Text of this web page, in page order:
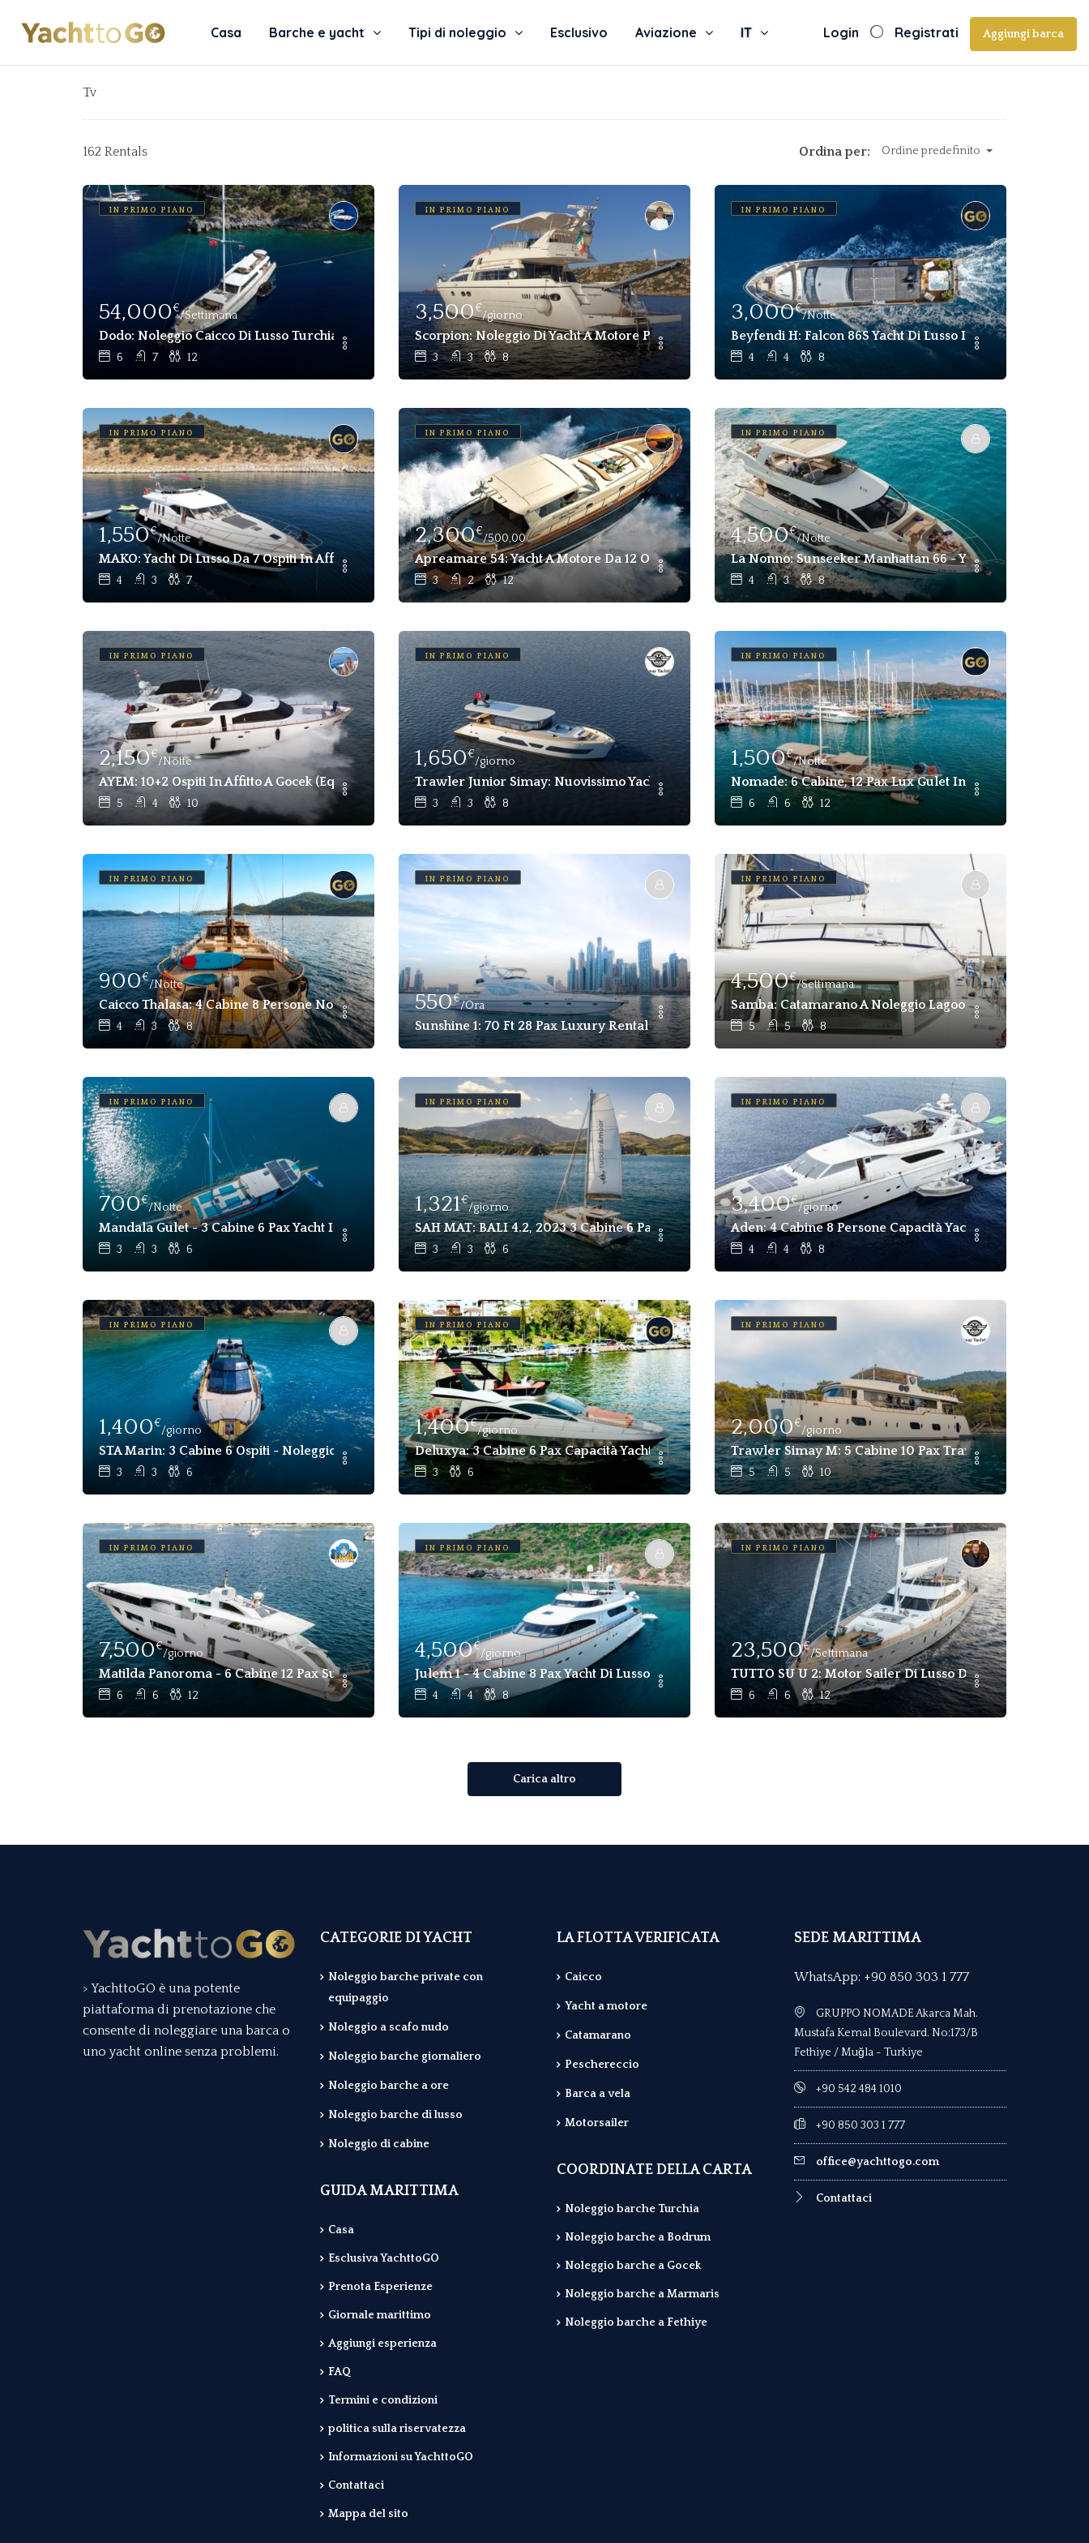
Casa Barche e yacht Tipi di noleggio Esclusivo Aviazione IT Login Registrati Aggiungi barca
Tv
162 Rentals Ordina per: Ordine predefinito
IN PRIMO PIANO
54,000€
/Settimana
Dodo: Noleggio Caicco Di Lusso Turchia | 12 Posti Letto 6 Cabine Feythiye, Bodrum
6 7 12
IN PRIMO PIANO
3,500€
/giorno
Scorpion: Noleggio Di Yacht A Motore Per 8 Persone A La Maddalena, Sardegna
3 3 8
IN PRIMO PIANO
3,000€
/Notte
Beyfendi H: Falcon 86S Yacht Di Lusso In Affitto
4 4 8
IN PRIMO PIANO
1,550€
/Notte
MAKO: Yacht Di Lusso Da 7 Ospiti In Affitto Settimanale Con Equipaggio A Göcek
4 3 7
IN PRIMO PIANO
2,300€
/500,00
Apreamare 54: Yacht A Motore Da 12 Ospiti Noleggio Giornaliero E Settimanale Costiera Amalfitana Italia
3 2 12
IN PRIMO PIANO
4,500€
/Notte
La Nonno: Sunseeker Manhattan 66 - Yacht Di Lusso In
4 3 8
IN PRIMO PIANO
2,150€
/Notte
AYEM: 10+2 Ospiti In Affitto A Gocek (equipaggio Femminile)
5 4 10
IN PRIMO PIANO
1,650€
/giorno
Trawler Junior Simay: Nuovissimo Yacht 2024 In Affitto Per Fethiye E Gocek
3 3 8
IN PRIMO PIANO
1,500€
/Notte
Nomade: 6 Cabine, 12 Pax Lux Gulet In Affitto A Fethiye,
6 6 12
IN PRIMO PIANO
900€
/Notte
Caicco Thalasa: 4 Cabine 8 Persone Noleggio Barche Göcek, Fethiye
4 3 8
IN PRIMO PIANO
550€
/Ora
Sunshine 1: 70 Ft 28 Pax Luxury Rental Yacht For Rently In Dubai
IN PRIMO PIANO
4,500€
/Settimana
Samba: Catamarano A Noleggio Lagoon 420, 5 Cabine 10
5 5 8
IN PRIMO PIANO
700€
/Notte
Mandala Gulet - 3 Cabine 6 Pax Yacht In Affitto A Fethiye, Gocek
3 3 6
IN PRIMO PIANO
1,321€
/giorno
SAH MAT: BALI 4.2, 2023 3 Cabine 6 Pax Catamarano Privato In Affitto A Gocek, Fethiye
3 3 6
IN PRIMO PIANO
3,400€
/giorno
Aden: 4 Cabine 8 Persone Capacità Yacht Di Lusso In
4 4 8
IN PRIMO PIANO
1,400€
/giorno
STA Marin: 3 Cabine 6 Ospiti - Noleggio Barche A Motore A Gocek
3 3 6
IN PRIMO PIANO
1,400€
/giorno
Deluxya: 3 Cabine 6 Pax Capacità Yacht Di Lusso In Affitto
3 6
IN PRIMO PIANO
2,000€
/giorno
Trawler Simay M: 5 Cabine 10 Pax Trawler In Affitto
5 5 10
IN PRIMO PIANO
7,500€
/giorno
Matilda Panoroma - 6 Cabine 12 Pax Superyacht Di Lusso In Affitto - Bodrum
6 6 12
IN PRIMO PIANO
4,500€
/giorno
Julem 1 - 4 Cabine 8 Pax Yacht Di Lusso Per Charter - Bodrum
4 4 8
IN PRIMO PIANO
23,500€
/Settimana
TUTTO SU U 2: Motor Sailer Di Lusso Da 12 Ospiti In
6 6 12
Carica altro
> YachttoGO è una potente
piattaforma di prenotazione che
consente di noleggiare una barca o
uno yacht online senza problemi.
CATEGORIE DI YACHT
Noleggio barche private con
equipaggio
Noleggio a scafo nudo
Noleggio barche giornaliero
Noleggio barche a ore
Noleggio barche di lusso
Noleggio di cabine
GUIDA MARITTIMA
Casa
Esclusiva YachttoGO
Prenota Esperienze
Giornale marittimo
Aggiungi esperienza
FAQ
Termini e condizioni
politica sulla riservatezza
Informazioni su YachttoGO
Contattaci
Mappa del sito
LA FLOTTA VERIFICATA
Caicco
Yacht a motore
Catamarano
Peschereccio
Barca a vela
Motorsailer
COORDINATE DELLA CARTA
Noleggio barche Turchia
Noleggio barche a Bodrum
Noleggio barche a Gocek
Noleggio barche a Marmaris
Noleggio barche a Fethiye
SEDE MARITTIMA
WhatsApp: +90 850 303 1 777
GRUPPO NOMADE Akarca Mah.
Mustafa Kemal Boulevard. No:173/B
Fethiye / Muğla - Turkiye
+90 542 484 1010
+90 850 303 1 777
office@yachttogo.com
Contattaci